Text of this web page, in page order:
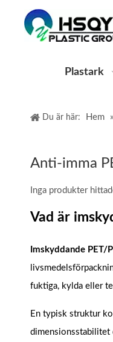
Plastark
Du är här: Hem »
Anti-imma
Inga produkter
Vad är
Imskyddande PET/
fuktiga, kylda eller
En typisk struktur
dimensionsstabilitet